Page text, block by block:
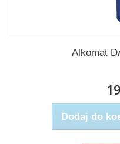
Alkomat
Dodaj do